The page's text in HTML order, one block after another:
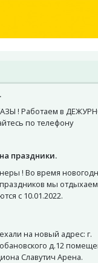
! Работаем в
по телефону
праздники.
! Во время
мы
с 10.01.2022.
на новый адрес: г.
д.12
Славутич Арена.